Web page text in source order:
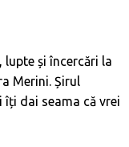
lupte și încercări la
Merini. Șirul
dai seama că vrei